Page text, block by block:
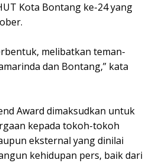
Kota Bontang ke-24 yang
melibatkan teman-
dan Bontang,” kata
Award dimaksudkan untuk
kepada tokoh-tokoh
eksternal yang dinilai
kehidupan pers, baik dari